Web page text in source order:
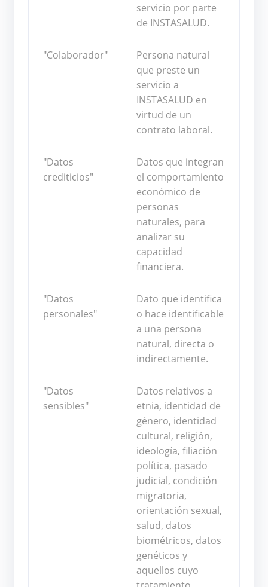
servicio por parte
de INSTASALUD.
"Colaborador"
Persona natural
que preste un
servicio a
INSTASALUD en
virtud de un
contrato laboral.
"Datos
crediticios"
Datos que integran
el comportamiento
económico de
personas
naturales, para
analizar su
capacidad
financiera.
"Datos
personales"
Dato que identifica
o hace identificable
a una persona
natural, directa o
indirectamente.
"Datos
sensibles"
Datos relativos a
etnia, identidad de
género, identidad
cultural, religión,
ideología, filiación
política, pasado
judicial, condición
migratoria,
orientación sexual,
salud, datos
biométricos, datos
genéticos y
aquellos cuyo